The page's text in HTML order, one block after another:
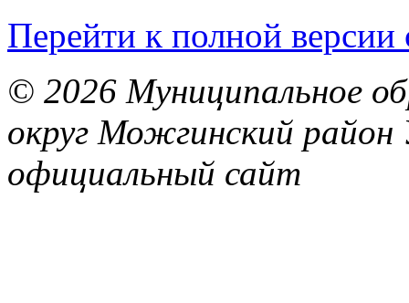
Перейти к полной версии
© 2026 Муниципальное
округ Можгинский район
официальный сайт